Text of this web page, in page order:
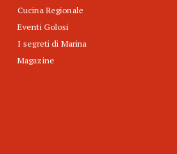
Cucina Regionale
Eventi Golosi
I segreti di Marina
Magazine